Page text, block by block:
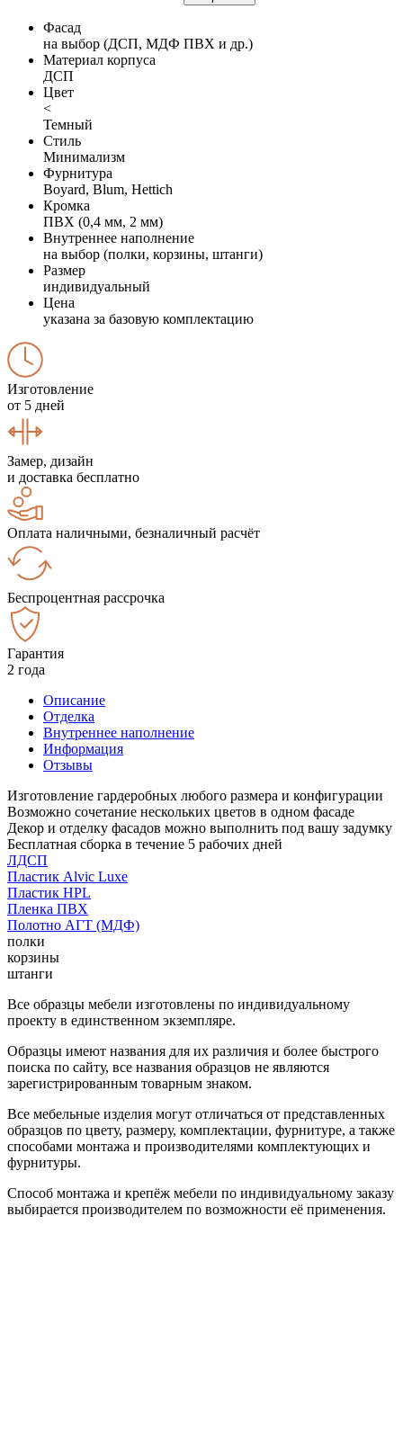
Фасад
на выбор (ДСП, МДФ ПВХ и др.)
Материал корпуса
ДСП
Цвет
<
Темный
Стиль
Минимализм
Фурнитура
Boyard, Blum, Hettich
Кромка
ПВХ (0,4 мм, 2 мм)
Внутреннее наполнение
на выбор (полки, корзины, штанги)
Размер
индивидуальный
Цена
указана за базовую комплектацию
Изготовление
от 5 дней
Замер, дизайн
и доставка бесплатно
Оплата наличными, безналичный расчёт
Беспроцентная рассрочка
Гарантия
2 года
Описание
Отделка
Внутреннее наполнение
Информация
Отзывы
Изготовление гардеробных любого размера и конфигурации
Возможно сочетание нескольких цветов в одном фасаде
Декор и отделку фасадов можно выполнить под вашу задумку
Бесплатная сборка в течение 5 рабочих дней
ЛДСП
Пластик Alvic Luxe
Пластик HPL
Пленка ПВХ
Полотно АГТ (МДФ)
полки
корзины
штанги
Все образцы мебели изготовлены по индивидуальному
проекту в единственном экземпляре.
Образцы имеют названия для их различия и более быстрого
поиска по сайту, все названия образцов не являются
зарегистрированным товарным знаком.
Все мебельные изделия могут отличаться от представленных
образцов по цвету, размеру, комплектации, фурнитуре, а также
способами монтажа и производителями комплектующих и
фурнитуры.
Способ монтажа и крепёж мебели по индивидуальному заказу
выбирается производителем по возможности её применения.